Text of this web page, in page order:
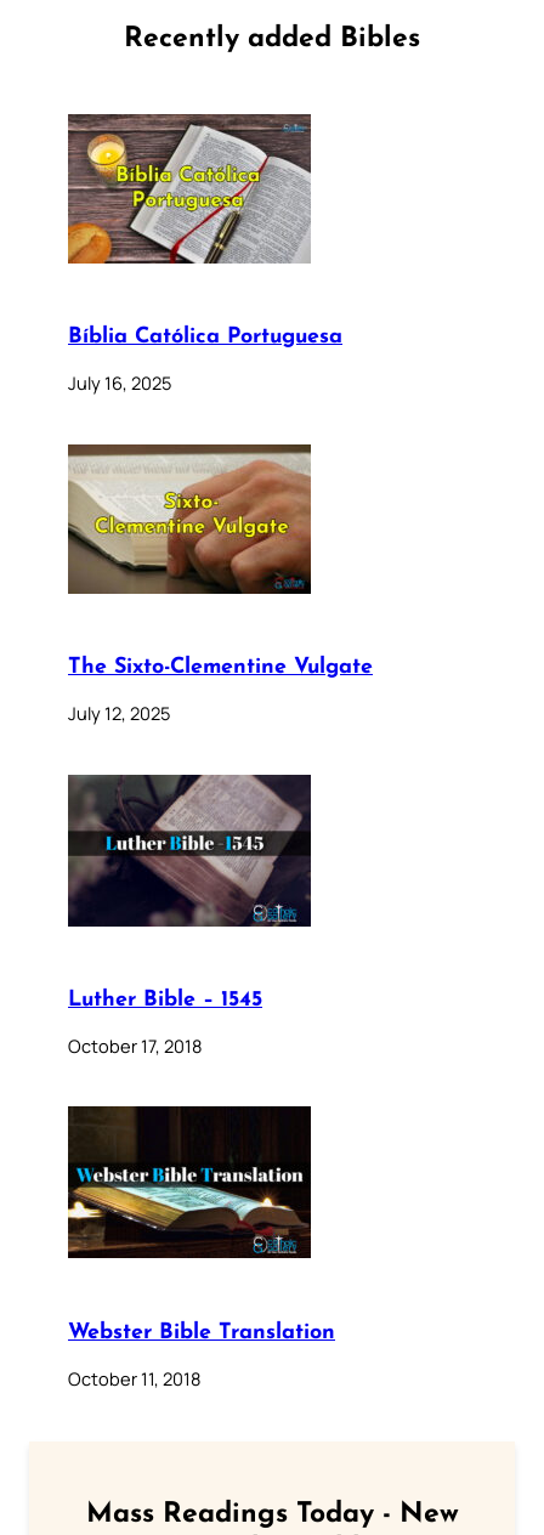
Recently added Bibles
Bíblia Católica Portuguesa
July 16, 2025
The Sixto-Clementine Vulgate
July 12, 2025
Luther Bible – 1545
October 17, 2018
Webster Bible Translation
October 11, 2018
Mass Readings Today - New